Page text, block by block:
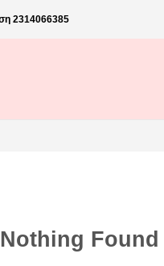
2314066385
Nothing Found